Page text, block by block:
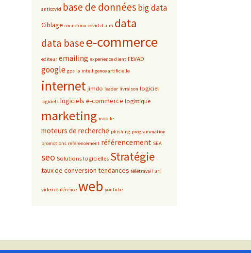
anticovid base de données big data
Ciblage connexion covid d-aim data
data basee-commerce
editeur emailing experience client FEVAD
google gps ia intelligence artificielle
internetjimdo leader livraison logiciel
logiciels logiciels e-commerce logistique
marketing mobile
moteurs de recherche phishing programmation
promotions referencement référencement SEA
seo Solutions logicielles Stratégie
taux de conversion tendances télétravail url
video conférence web youtube